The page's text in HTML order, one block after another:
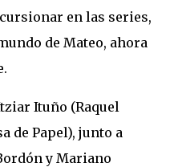
en las series,
de Mateo, ahora
Ituño (Raquel
de Papel), junto a
y Mariano